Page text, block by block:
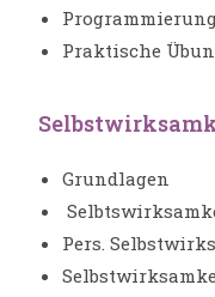
Praktische
Grundlagen
Pers.